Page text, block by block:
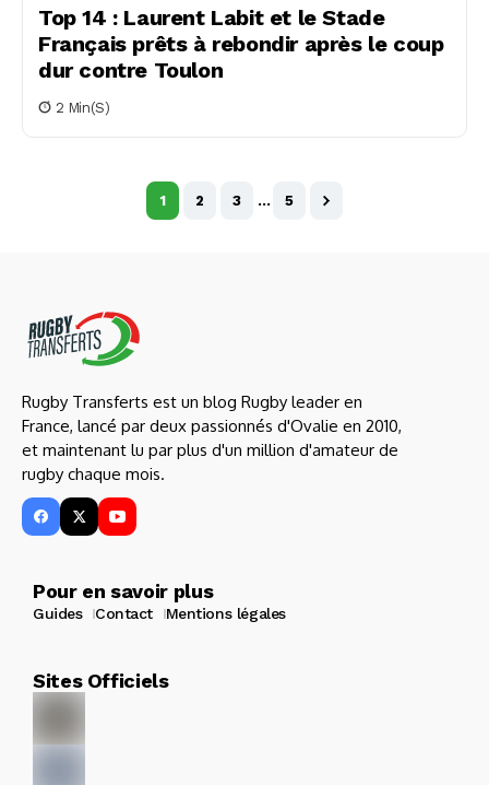
Top 14 : Laurent Labit et le Stade
Français prêts à rebondir après le coup
dur contre Toulon
2 Min(s)
1 2 3 … 5
Rugby Transferts est un blog Rugby leader en
France, lancé par deux passionnés d'Ovalie en 2010,
et maintenant lu par plus d'un million d'amateur de
rugby chaque mois.
Pour en savoir plus
Guides Contact Mentions légales
Sites Officiels